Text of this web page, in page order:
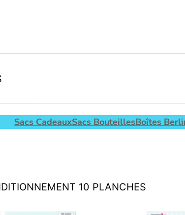
Sacs CadeauxSacs BouteillesBoîtes
10 PLANCHES